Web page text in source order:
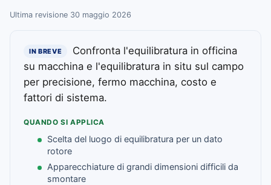
Ultima revisione 30 maggio 2026
IN BREVE
Confronta l'equilibratura in officina
su macchina e l'equilibratura in situ sul campo
per precisione, fermo macchina, costo e
fattori di sistema.
QUANDO SI APPLICA
Scelta del luogo di equilibratura per un dato
rotore
Apparecchiature di grandi dimensioni difficili da
smontare